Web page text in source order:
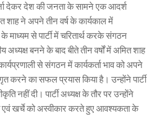
देकर देश की जनता के सामने एक आदर्श
शाह ने अपने तीन वर्ष के कार्यकाल में
से पार्टी में चरितार्थ करके संगठन
अध्यक्ष बनने के बाद बीते तीन वर्षों में अमित शाह
से संगठन में कार्यकर्ता भाव को अपने
करने का सफल प्रयास किया है। उन्होंने पार्टी
नहीं दी। पार्टी अध्यक्ष के तौर पर उन्होंने
एवं खर्चे को अस्वीकार करते हुए आवश्यकता के